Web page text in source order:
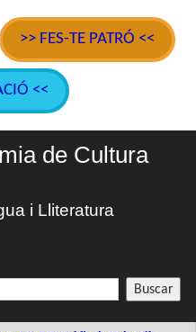
>> FES-TE PATRÓ <<
<<
de Cultura
i Lliteratura
Buscar